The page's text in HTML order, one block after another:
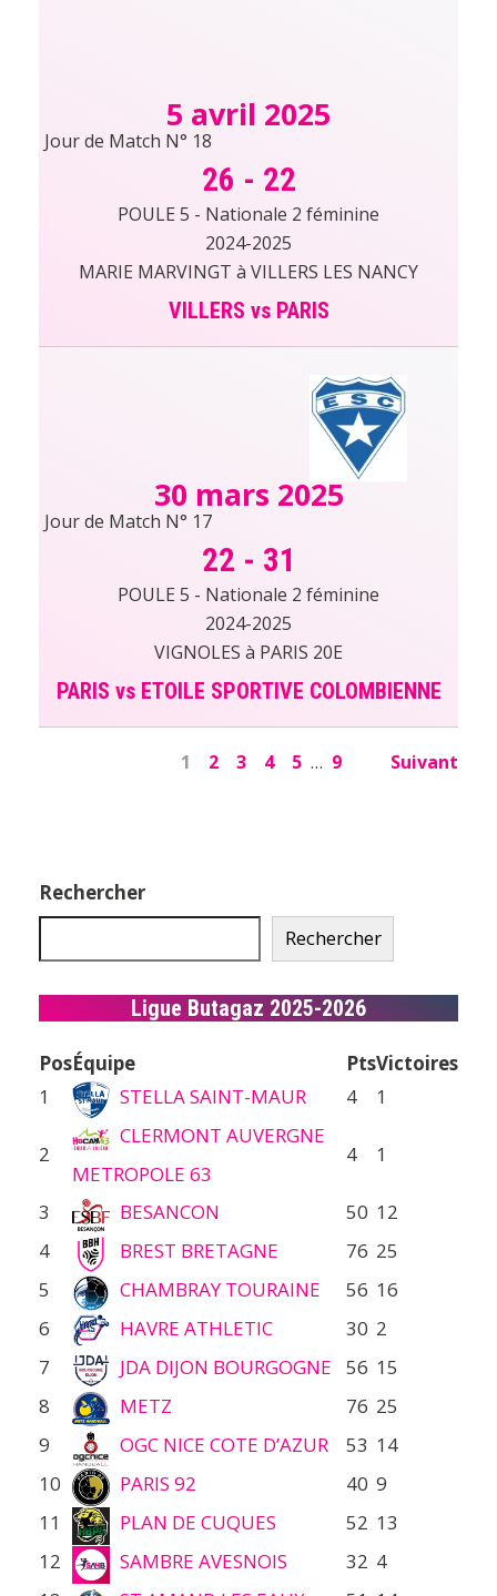
5 avril 2025
Jour de Match N° 18
26 - 22
POULE 5 - Nationale 2 féminine
2024-2025
MARIE MARVINGT à VILLERS LES NANCY
VILLERS vs PARIS
30 mars 2025
Jour de Match N° 17
22 - 31
POULE 5 - Nationale 2 féminine
2024-2025
VIGNOLES à PARIS 20E
PARIS vs ETOILE SPORTIVE COLOMBIENNE
1 2 3 4 5 … 9 Suivant
Rechercher
Rechercher
Ligue Butagaz 2025-2026
PosÉquipe PtsVictoires
1
STELLA SAINT-MAUR 4 1
2
CLERMONT AUVERGNE
METROPOLE 63
4 1
3 BESANCON 50 12
4
BREST BRETAGNE 76 25
5
CHAMBRAY TOURAINE 56 16
6
HAVRE ATHLETIC 30 2
7
JDA DIJON BOURGOGNE 56 15
8
METZ 76 25
9
OGC NICE COTE D’AZUR 53 14
10
PARIS 92 40 9
11
PLAN DE CUQUES 52 13
12
SAMBRE AVESNOIS 32 4